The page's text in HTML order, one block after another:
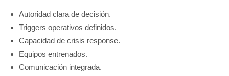
Autoridad clara de decisión.
Triggers operativos definidos.
Capacidad de crisis response.
Equipos entrenados.
Comunicación integrada.